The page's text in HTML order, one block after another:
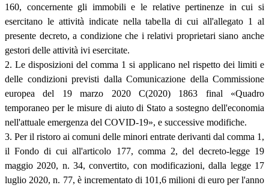
160, concernente gli immobili e le relative pertinenze in cui si
esercitano le attività indicate nella tabella di cui all'allegato 1 al
presente decreto, a condizione che i relativi proprietari siano anche
gestori delle attività ivi esercitate.
2. Le disposizioni del comma 1 si applicano nel rispetto dei limiti e
delle condizioni previsti dalla Comunicazione della Commissione
europea del 19 marzo 2020 C(2020) 1863 final «Quadro
temporaneo per le misure di aiuto di Stato a sostegno dell'economia
nell'attuale emergenza del COVID-19», e successive modifiche.
3. Per il ristoro ai comuni delle minori entrate derivanti dal comma 1,
il Fondo di cui all'articolo 177, comma 2, del decreto-legge 19
maggio 2020, n. 34, convertito, con modificazioni, dalla legge 17
luglio 2020, n. 77, è incrementato di 101,6 milioni di euro per l'anno